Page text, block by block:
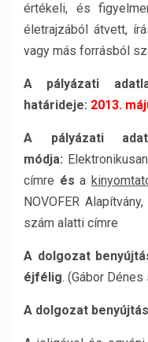
értékeli, és
életrajzából átvett,
vagy más forrásból
A pályázati
határideje: 2013.
A pályázati
módja:
címre és a
NOVOFER
szám alatti címre
A dolgozat
éjfélig. (Gábor
A dolgozat